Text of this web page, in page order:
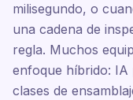
milisegundo, o
una cadena de
regla. Muchos
enfoque híbrido:
clases de